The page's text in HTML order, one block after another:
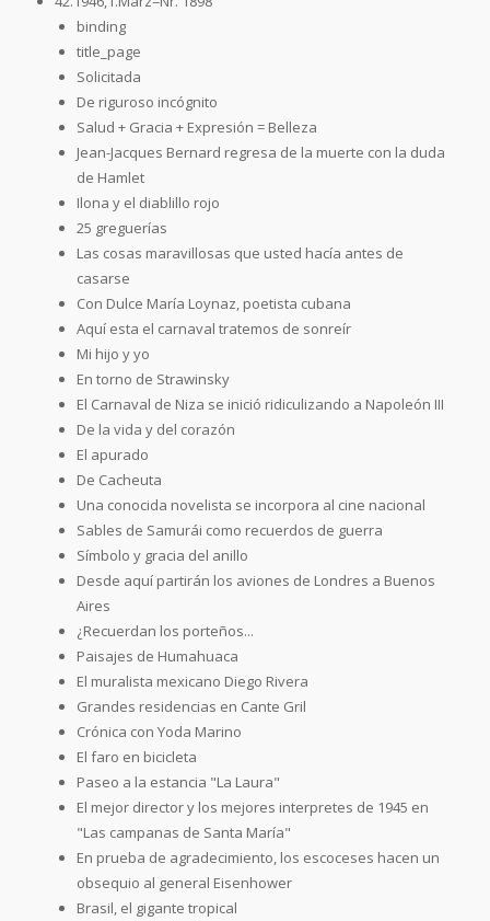
binding
title_page
Solicitada
De riguroso incógnito
Salud + Gracia + Expresión = Belleza
Jean-Jacques Bernard regresa de la muerte con la duda
de Hamlet
Ilona y el diablillo rojo
25 greguerías
Las cosas maravillosas que usted hacía antes de
casarse
Con Dulce María Loynaz, poetista cubana
Aquí esta el carnaval tratemos de sonreír
Mi hijo y yo
En torno de Strawinsky
El Carnaval de Niza se inició ridiculizando a Napoleón III
De la vida y del corazón
El apurado
De Cacheuta
Una conocida novelista se incorpora al cine nacional
Sables de Samurái como recuerdos de guerra
Símbolo y gracia del anillo
Desde aquí partirán los aviones de Londres a Buenos
Aires
¿Recuerdan los porteños...
Paisajes de Humahuaca
El muralista mexicano Diego Rivera
Grandes residencias en Cante Gril
Crónica con Yoda Marino
El faro en bicicleta
Paseo a la estancia "La Laura"
El mejor director y los mejores interpretes de 1945 en
"Las campanas de Santa María"
En prueba de agradecimiento, los escoceses hacen un
obsequio al general Eisenhower
Brasil, el gigante tropical